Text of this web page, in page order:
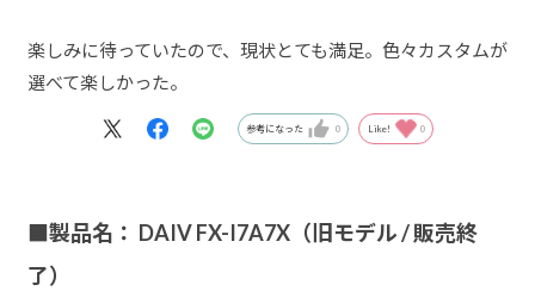
楽しみに待っていたので、現状とても満足。色々カスタムが
選べて楽しかった。
参考になった 0 Like! 0
■製品名： DAIV FX-I7A7X（旧モデル / 販売終
了）